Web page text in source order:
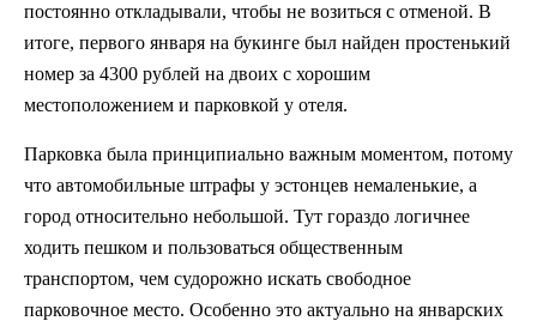
постоянно откладывали, чтобы не возиться с отменой. В
итоге, первого января на букинге был найден простенький
номер за 4300 рублей на двоих с хорошим
местоположением и парковкой у отеля.
Парковка была принципиально важным моментом, потому
что автомобильные штрафы у эстонцев немаленькие, а
город относительно небольшой. Тут гораздо логичнее
ходить пешком и пользоваться общественным
транспортом, чем судорожно искать свободное
парковочное место. Особенно это актуально на январских